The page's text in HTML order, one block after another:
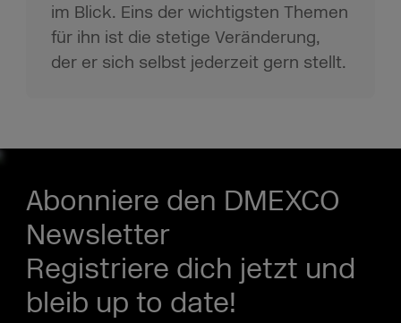
im Blick. Eins der wichtigsten Themen
für ihn ist die stetige Veränderung,
der er sich selbst jederzeit gern stellt.
Abonniere den DMEXCO
Newsletter
Registriere dich jetzt und
bleib up to date!